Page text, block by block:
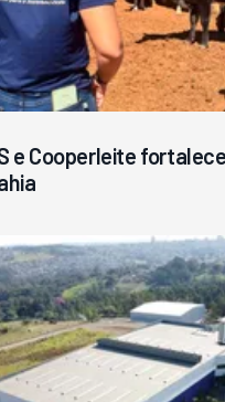
e Cooperleite